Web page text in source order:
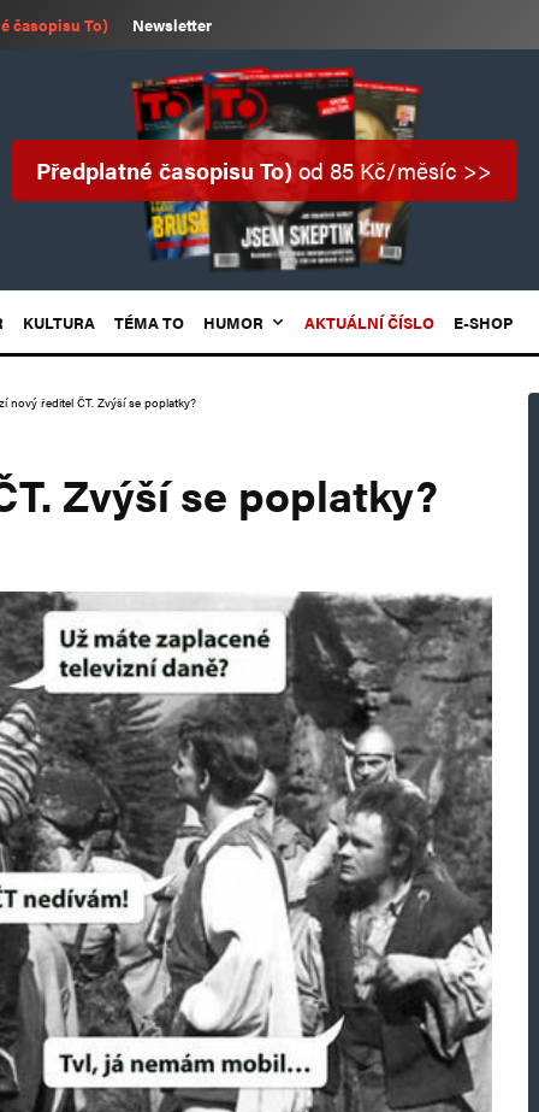
časopisu To) Newsletter
Předplatné časopisu To)od 85 Kč/měsíc >>
KULTURA TÉMA TO HUMOR AKTUÁLNÍ ČÍSLO E-SHOP
nový ředitel ČT. Zvýší se poplatky?
Zvýší se poplatky?